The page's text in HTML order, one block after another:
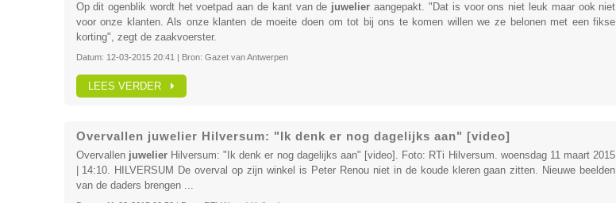
Op dit ogenblik wordt het voetpad aan de kant van de juwelier aangepakt. "Dat is voor ons niet leuk maar ook niet
voor onze klanten. Als onze klanten de moeite doen om tot bij ons te komen willen we ze belonen met een fikse
korting", zegt de zaakvoerster.
Datum: 12-03-2015 20:41 | Bron: Gazet van Antwerpen
LEES VERDER
Overvallen juwelier Hilversum: "Ik denk er nog dagelijks aan" [video]
Overvallen juwelierHilversum: "Ik denk er nog dagelijks aan" [video]. Foto: RTi Hilversum. woensdag 11 maart 2015
| 14:10. HILVERSUM De overval op zijn winkel is Peter Renou niet in de koude kleren gaan zitten. Nieuwe beelden
van de daders brengen ...